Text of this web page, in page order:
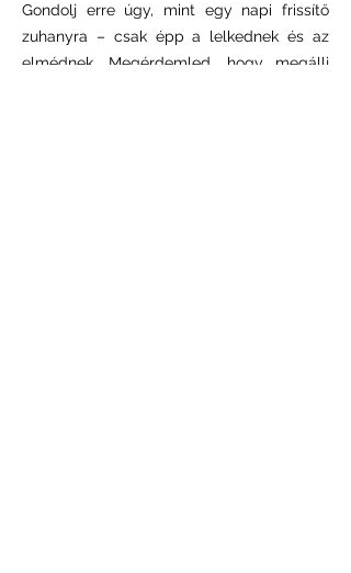
Gondolj erre úgy, mint egy napi frissítő
zuhanyra – csak épp a lelkednek és az
elmédnek. Megérdemled, hogy megállj